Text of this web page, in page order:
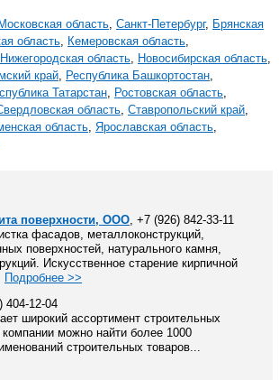
Московская область, Санкт-Петербург, Брянская
область, Кемеровская область,
Нижегородская область, Новосибирская область,
край, Республика Башкортостан,
Татарстан, Ростовская область,
область, Ставропольский край,
область, Ярославская область,
поверхности, ООО, +7 (926) 842-33-11
фасадов, металлоконструкций,
поверхностей, натурального камня,
Искусственное старение кирпичной
Подробнее >>
404-12-04
широкий ассортимент строительных
можно найти более 1000
строительных товаров...